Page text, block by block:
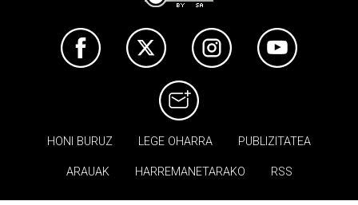
HONI BURUZ LEGE OHARRA PUBLIZITATEA
ARAUAK HARREMANETARAKO RSS